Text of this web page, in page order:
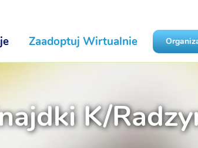
Zaadoptuj Wirtualnie
K/